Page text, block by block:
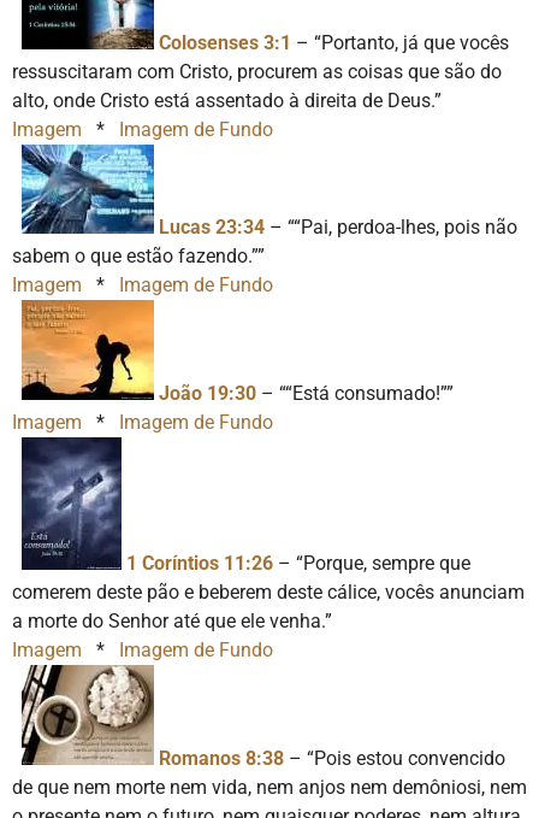
Colosenses 3:1 – “Portanto, já que vocês
ressuscitaram com Cristo, procurem as coisas que são do
alto, onde Cristo está assentado à direita de Deus.”
Imagem * Imagem de Fundo
Lucas 23:34 – ““Pai, perdoa-lhes, pois não
sabem o que estão fazendo.””
Imagem * Imagem de Fundo
João 19:30 – ““Está consumado!””
Imagem * Imagem de Fundo
1 Coríntios 11:26 – “Porque, sempre que
comerem deste pão e beberem deste cálice, vocês anunciam
a morte do Senhor até que ele venha.”
Imagem * Imagem de Fundo
Romanos 8:38 – “Pois estou convencido
de que nem morte nem vida, nem anjos nem demôniosi, nem